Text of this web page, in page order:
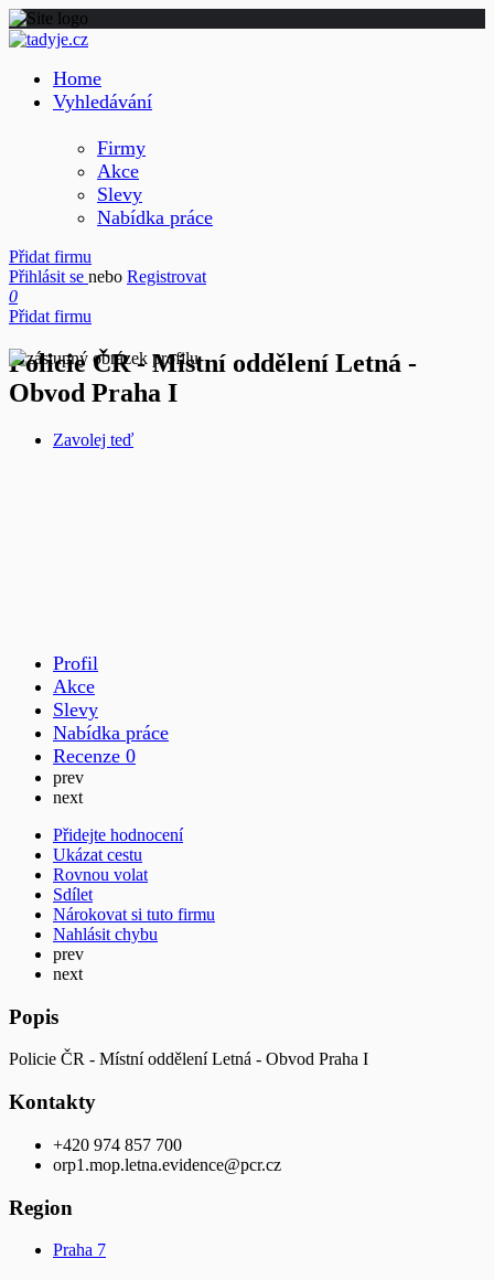
Home
Vyhledávání
Firmy
Akce
Slevy
Nabídka práce
Přidat firmu
Přihlásit se nebo Registrovat
0
Přidat firmu
Policie ČR - Místní oddělení Letná -
Obvod Praha I
Zavolej teď
Profil
Akce
Slevy
Nabídka práce
Recenze 0
prev
next
Přidejte hodnocení
Ukázat cestu
Rovnou volat
Sdílet
Nárokovat si tuto firmu
Nahlásit chybu
prev
next
Popis
Policie ČR - Místní oddělení Letná - Obvod Praha I
Kontakty
+420 974 857 700
orp1.mop.letna.evidence@pcr.cz
Region
Praha 7